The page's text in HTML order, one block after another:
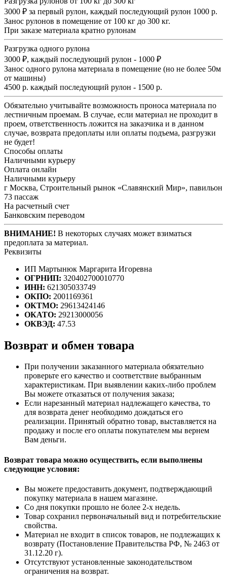
3000 ₽ за первый рулон, каждый последующий рулон 1000 р.
Занос рулонов в помещение от 100 кг до 300 кг.
При заказе материала кратно рулонам
Разгрузка одного рулона
3000 ₽, каждый последующий рулон - 1000 ₽
Занос одного рулона материала в помещение (но не более 50м
от машины)
4500 р. каждый последующий рулон - 1500 р.
Обязательно учитывайте возможность проноса материала по
лестничным проемам. В случае, если материал не проходит в
проем, ответственность ложится на заказчика и в данном
случае, возврата предоплаты или оплаты подъема, разгрузки
не будет!
Способы оплаты
Наличными курьеру
Оплата онлайн
Наличными курьеру
г Москва, Строительный рынок «Славянский Мир», павильон
73 пассаж
На расчетный счет
Банковским переводом
ВНИМАНИЕ! В некоторых случаях может взиматься
предоплата за материал.
Реквизиты
ИП Мартынюк Маргарита Игоревна
ОГРНИП: 320402700010770
ИНН: 621305033749
ОКПО: 2001169361
ОКТМО: 29613424146
ОКАТО: 29213000056
ОКВЭД: 47.53
Возврат и обмен товара
При получении заказанного материала обязательно
проверьте его качество и соответствие выбранным
характеристикам. При выявлении каких-либо проблем
Вы можете отказаться от получения заказа;
Если нарезанный материал надлежащего качества, то
для возврата денег необходимо дождаться его
реализации. Принятый обратно товар, выставляется на
продажу и после его оплаты покупателем мы вернем
Вам деньги.
Возврат товара можно осуществить, если выполнены
следующие условия:
Вы можете предоставить документ, подтверждающий
покупку материала в нашем магазине.
Со дня покупки прошло не более 2-х недель.
Товар сохранил первоначальный вид и потребительские
свойства.
Материал не входит в список товаров, не подлежащих к
возврату (Постановление Правительства РФ, № 2463 от
31.12.20 г).
Отсутствуют установленные законодательством
ограничения на возврат.